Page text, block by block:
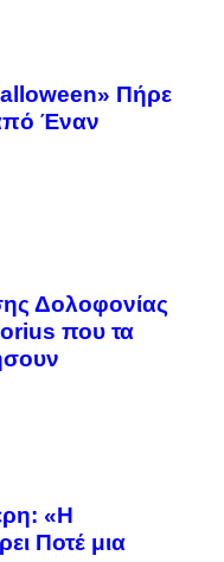
Πήρε
Έναν
Δολοφονίας
που τα
«Η
Ποτέ μια